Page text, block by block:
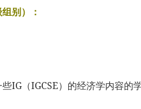
别）：
IG（IGCSE）的经济学内容的学